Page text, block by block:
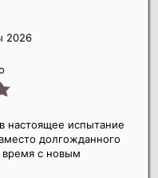
2026
настоящее испытание
долгожданного
время с новым